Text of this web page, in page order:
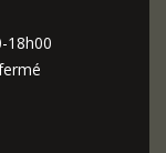
18h00